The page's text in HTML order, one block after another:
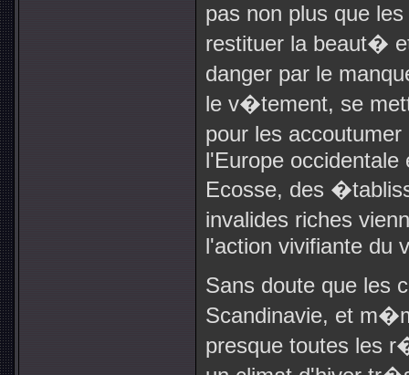
pas non plus que
restituer la beaut�
danger par le
le v�tement, se
pour les
l'Europe occidentale
Ecosse, des
invalides riches
l'action vivifiante du
Sans doute que les
Scandinavie, et
presque toutes les